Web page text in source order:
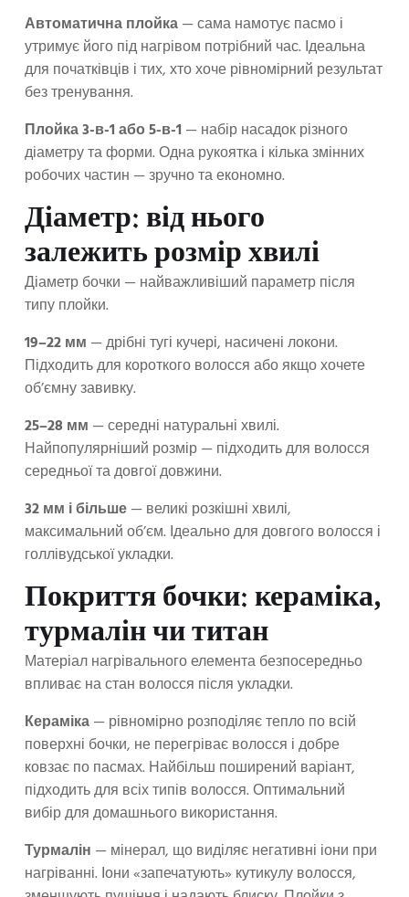
Автоматична плойка— сама намотує пасмо і
утримує його під нагрівом потрібний час. Ідеальна
для початківців і тих, хто хоче рівномірний результат
без тренування.
Плойка 3-в-1 або 5-в-1 — набір насадок різного
діаметру та форми. Одна рукоятка і кілька змінних
робочих частин — зручно та економно.
Діаметр: від нього
залежить розмір хвилі
Діаметр бочки — найважливіший параметр після
типу плойки.
19–22 мм — дрібні тугі кучері, насичені локони.
Підходить для короткого волосся або якщо хочете
об’ємну завивку.
25–28 мм — середні натуральні хвилі.
Найпопулярніший розмір — підходить для волосся
середньої та довгої довжини.
32 мм і більше— великі розкішні хвилі,
максимальний об’єм. Ідеально для довгого волосся і
голлівудської укладки.
Покриття бочки: кераміка,
турмалін чи титан
Матеріал нагрівального елемента безпосередньо
впливає на стан волосся після укладки.
Кераміка— рівномірно розподіляє тепло по всій
поверхні бочки, не перегріває волосся і добре
ковзає по пасмах. Найбільш поширений варіант,
підходить для всіх типів волосся. Оптимальний
вибір для домашнього використання.
Турмалін — мінерал, що виділяє негативні іони при
нагріванні. Іони «запечатують» кутикулу волосся,